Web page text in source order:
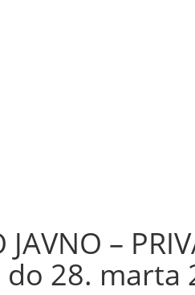
JAVNO –
do 28.